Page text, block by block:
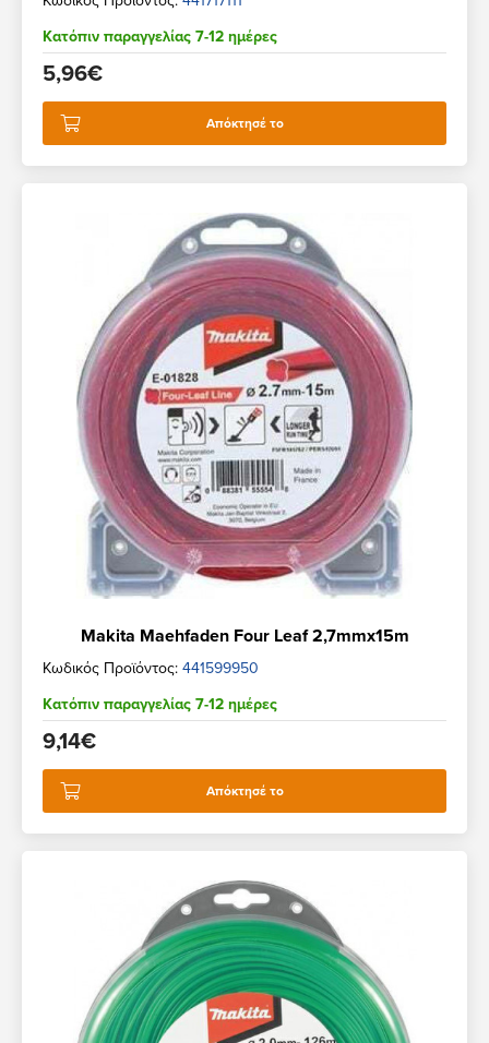
Κατόπιν παραγγελίας 7-12 ημέρες
5,96€
Απόκτησέ το
Makita Maehfaden Four Leaf 2,7mmx15m
Κωδικός Προϊόντος: 441599950
Κατόπιν παραγγελίας 7-12 ημέρες
9,14€
Απόκτησέ το